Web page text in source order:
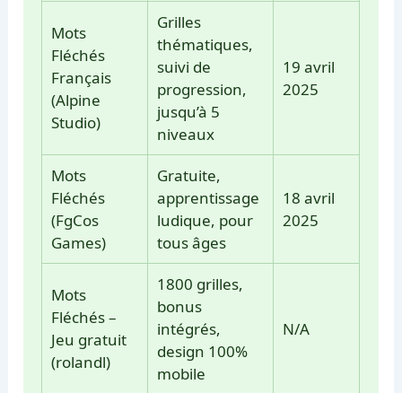
Mots
Fléchés
Français
(Alpine
Studio)
Grilles
thématiques,
suivi de
progression,
jusqu’à 5
niveaux
19 avril
2025
Mots
Fléchés
(FgCos
Games)
Gratuite,
apprentissage
ludique, pour
tous âges
18 avril
2025
Mots
Fléchés –
Jeu gratuit
(rolandl)
1800 grilles,
bonus
intégrés,
design 100%
mobile
N/A